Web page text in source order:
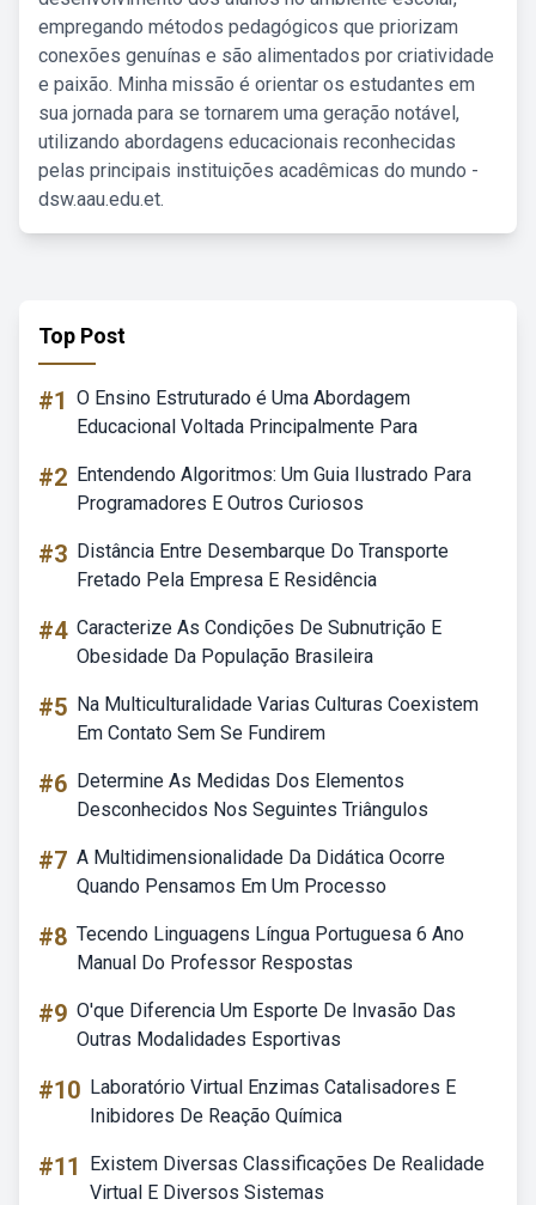
empregando métodos pedagógicos que priorizam
conexões genuínas e são alimentados por criatividade
e paixão. Minha missão é orientar os estudantes em
sua jornada para se tornarem uma geração notável,
utilizando abordagens educacionais reconhecidas
pelas principais instituições acadêmicas do mundo -
dsw.aau.edu.et.
Top Post
#1 O Ensino Estruturado é Uma Abordagem
Educacional Voltada Principalmente Para
#2 Entendendo Algoritmos: Um Guia Ilustrado Para
Programadores E Outros Curiosos
#3 Distância Entre Desembarque Do Transporte
Fretado Pela Empresa E Residência
#4 Caracterize As Condições De Subnutrição E
Obesidade Da População Brasileira
#5 Na Multiculturalidade Varias Culturas Coexistem
Em Contato Sem Se Fundirem
#6 Determine As Medidas Dos Elementos
Desconhecidos Nos Seguintes Triângulos
#7 A Multidimensionalidade Da Didática Ocorre
Quando Pensamos Em Um Processo
#8 Tecendo Linguagens Língua Portuguesa 6 Ano
Manual Do Professor Respostas
#9 O'que Diferencia Um Esporte De Invasão Das
Outras Modalidades Esportivas
#10 Laboratório Virtual Enzimas Catalisadores E
Inibidores De Reação Química
#11
Existem Diversas Classificações De Realidade
Virtual E Diversos Sistemas